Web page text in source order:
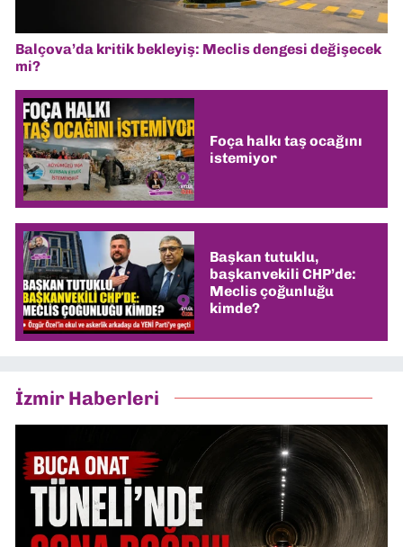
Balçova’da kritik bekleyiş: Meclis dengesi değişecek
mi?
Foça halkı taş ocağını
istemiyor
Başkan tutuklu,
başkanvekili CHP’de:
Meclis çoğunluğu
kimde?
İzmir Haberleri